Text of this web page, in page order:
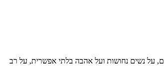
על נשים נחושות ועל אהבה בלתי אפשרית, על רב